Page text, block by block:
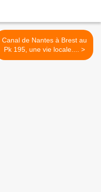
Canal de Nantes à Brest au
Pk 195, une vie locale.... >